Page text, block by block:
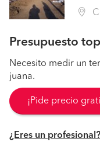
Presupuesto
Necesito medir un
juana.
¡Pide precio
¿Eres un